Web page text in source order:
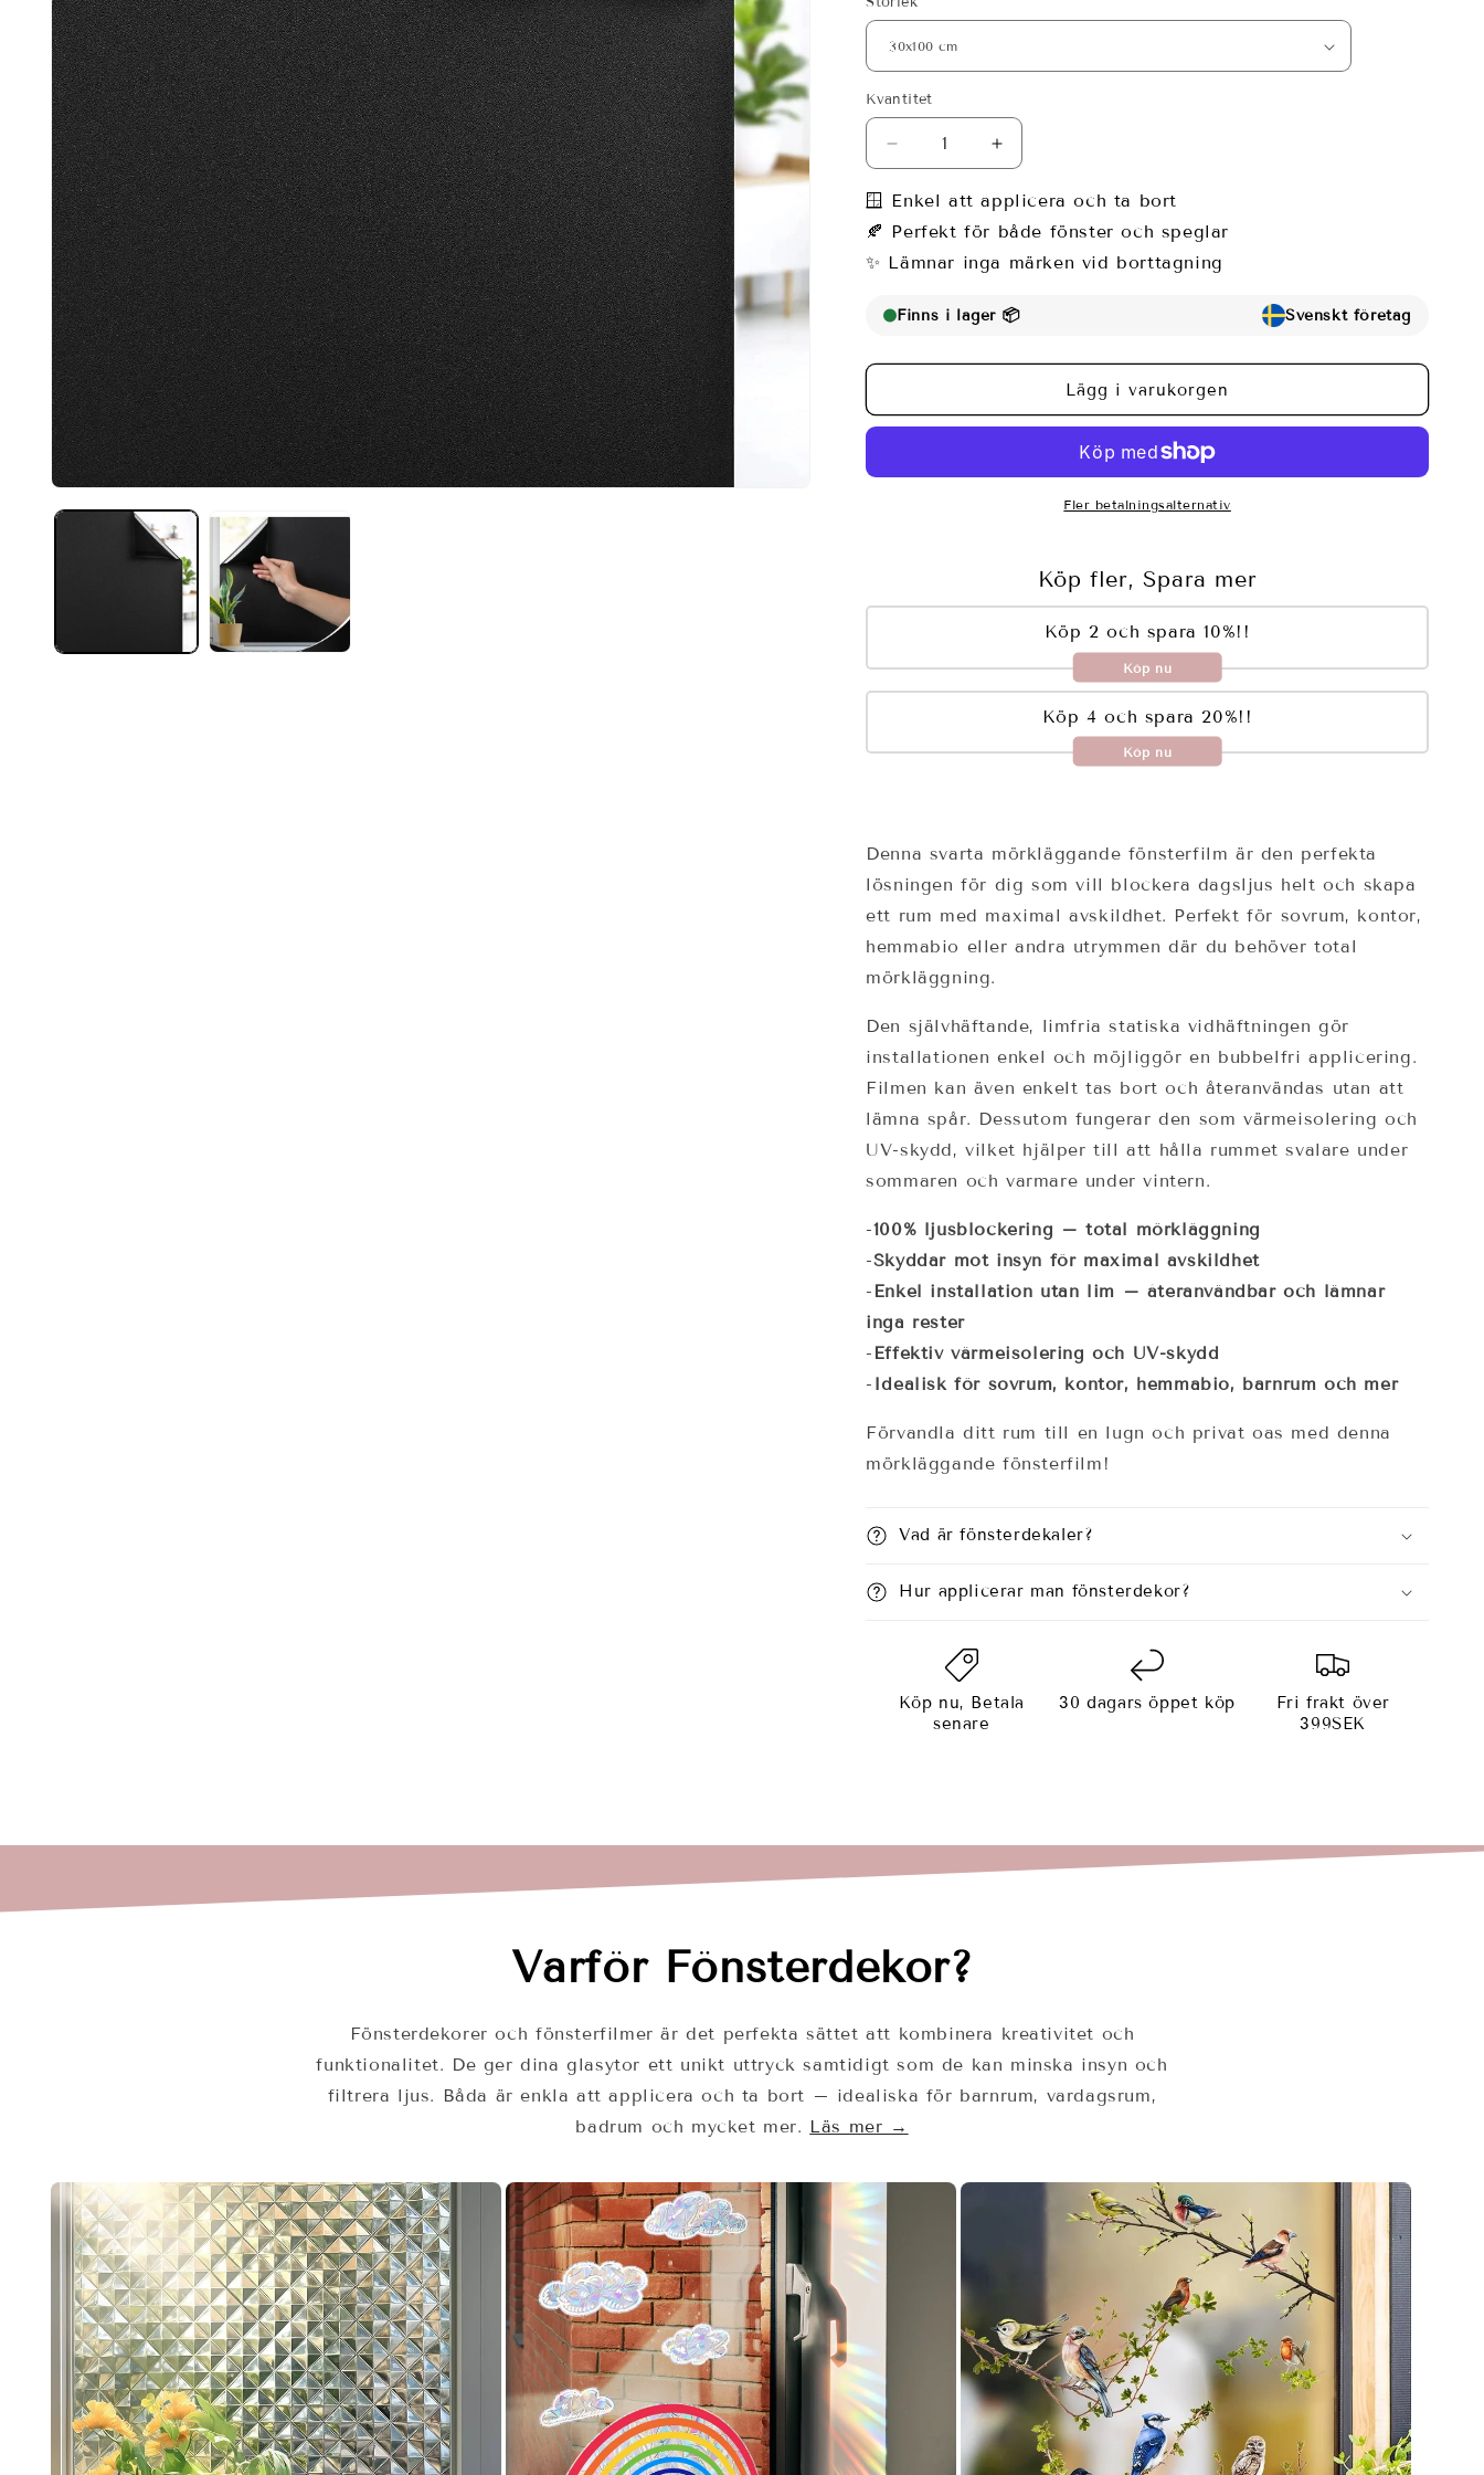
Kvantitet
Minska
kvantitet
för
Svart
–
ljusblockering,
279
Öka
kvantitet
för
Svart
–
ljusblockering,
279
🪟 Enkel att applicera och ta bort
🍂 Perfekt för både fönster och speglar
✨ Lämnar inga märken vid borttagning
Finns i lager 📦 Svenskt företag
Lägg i varukorgen
Fler betalningsalternativ
Köp fler, Spara mer
Köp 2 och spara 10%!!
Köp nu
Köp 4 och spara 20%!!
Köp nu
Denna svarta mörkläggande fönsterfilm är den perfekta
lösningen för dig som vill blockera dagsljus helt och skapa
ett rum med maximal avskildhet. Perfekt för sovrum, kontor,
hemmabio eller andra utrymmen där du behöver total
mörkläggning.
Den självhäftande, limfria statiska vidhäftningen gör
installationen enkel och möjliggör en bubbelfri applicering.
Filmen kan även enkelt tas bort och återanvändas utan att
lämna spår. Dessutom fungerar den som värmeisolering och
UV-skydd, vilket hjälper till att hålla rummet svalare under
sommaren och varmare under vintern.
-100% ljusblockering – total mörkläggning
-Skyddar mot insyn för maximal avskildhet
- Enkel installation utan lim – återanvändbar och lämnar
inga rester
- Effektiv värmeisolering och UV-skydd
- Idealisk för sovrum, kontor, hemmabio, barnrum och mer
Förvandla ditt rum till en lugn och privat oas med denna
mörkläggande fönsterfilm!
Vad är fönsterdekaler?
Hur applicerar man fönsterdekor?
Köp nu, Betala
senare
30 dagars öppet köp
Fri frakt över
399SEK
Varför Fönsterdekor?
Fönsterdekorer och fönsterfilmer är det perfekta sättet att kombinera kreativitet och
funktionalitet. De ger dina glasytor ett unikt uttryck samtidigt som de kan minska insyn och
filtrera ljus. Båda är enkla att applicera och ta bort – idealiska för barnrum, vardagsrum,
badrum och mycket mer. Läs mer →